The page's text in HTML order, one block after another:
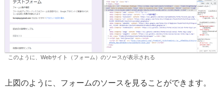
このように、Webサイト（フォーム）のソースが表示される
上図のように、フォームのソースを見ることができます。